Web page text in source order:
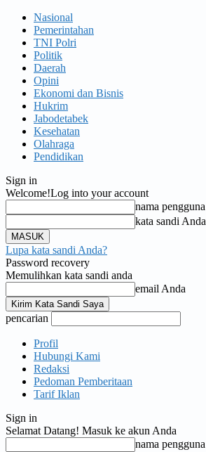
Nasional
Pemerintahan
TNI Polri
Politik
Daerah
Opini
Ekonomi dan Bisnis
Hukrim
Jabodetabek
Kesehatan
Olahraga
Pendidikan
Sign in
Welcome!Log into your account
nama pengguna
kata sandi Anda
Lupa kata sandi Anda?
Password recovery
Memulihkan kata sandi anda
email Anda
pencarian
Profil
Hubungi Kami
Redaksi
Pedoman Pemberitaan
Tarif Iklan
Sign in
Selamat Datang! Masuk ke akun Anda
nama pengguna